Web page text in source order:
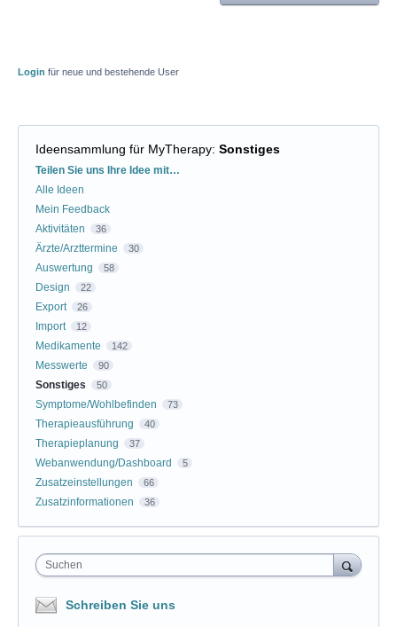
Login für neue und bestehende User
Ideensammlung für MyTherapy: Sonstiges
Kategorien
Teilen Sie uns Ihre Idee mit…
Alle Ideen
Mein Feedback
Aktivitäten
36
Ärzte/Arzttermine 30
Auswertung 58
Design 22
Export 26
Import 12
Medikamente 142
Messwerte 90
Sonstiges 50
Symptome/Wohlbefinden 73
Therapieausführung 40
Therapieplanung 37
Webanwendung/Dashboard 5
Zusatzeinstellungen 66
Zusatzinformationen 36
Suchen
Schreiben Sie uns